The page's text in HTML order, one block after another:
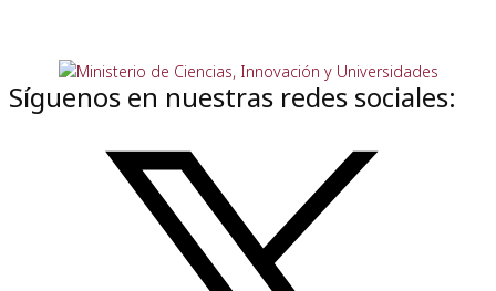
Síguenos en nuestras redes sociales: